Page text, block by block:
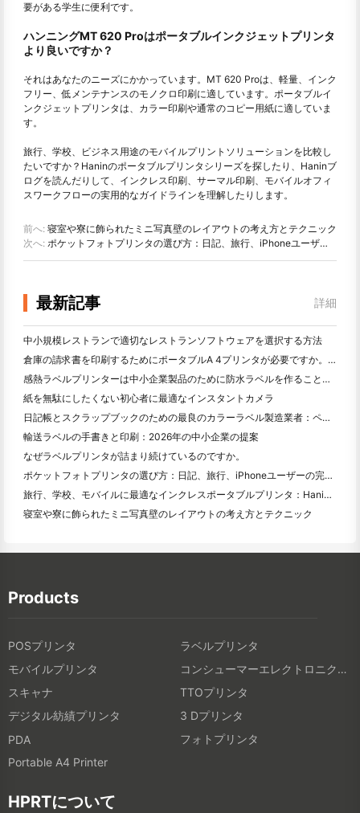
要がある学生に便利です。
ハンニングMT 620 Proはポータブルインクジェットプリンタ
より良いですか？
それはあなたのニーズにかかっています。MT 620 Proは、軽量、インク
フリー、低メンテナンスのモノクロ印刷に適しています。ポータブルイ
ンクジェットプリンタは、カラー印刷や通常のコピー用紙に適していま
す。
旅行、学校、ビジネス用途のモバイルプリントソリューションを比較し
たいですか？Haninのポータブルプリンタシリーズを探したり、Haninブ
ログを読んだりして、インクレス印刷、サーマル印刷、モバイルオフィ
スワークフローの実用的なガイドラインを理解したりします。
前へ: 寝室や寮に飾られたミニ写真壁のレイアウトの考え方とテクニック
次へ: ポケットフォトプリンタの選び方：日記、旅行、iPhoneユーザーの完全ガイド
最新記事 詳細
中小規模レストランで適切なレストランソフトウェアを選択する方法
倉庫の請求書を印刷するためにポータブルA 4プリンタが必要ですか。何が本当に効果的なのか
感熱ラベルプリンターは中小企業製品のために防水ラベルを作ることができますか？
紙を無駄にしたくない初心者に最適なインスタントカメラ
日記帳とスクラップブックのための最良のカラーラベル製造業者：ページごとにさらに色を追加
輸送ラベルの手書きと印刷：2026年の中小企業の提案
なぜラベルプリンタが詰まり続けているのですか。
ポケットフォトプリンタの選び方：日記、旅行、iPhoneユーザーの完全ガイド
旅行、学校、モバイルに最適なインクレスポータブルプリンタ：Hanin MT 620 Pro評価
寝室や寮に飾られたミニ写真壁のレイアウトの考え方とテクニック
Products
POSプリンタ
ラベルプリンタ
モバイルプリンタ
コンシューマーエレクトロニクス製品
スキャナ
TTOプリンタ
デジタル紡績プリンタ
3 Dプリンタ
PDA
フォトプリンタ
Portable A4 Printer
HPRTについて